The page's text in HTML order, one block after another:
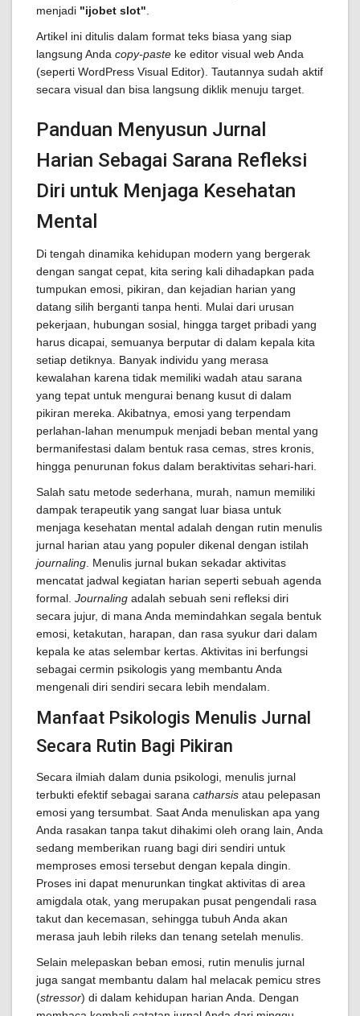
menjadi "ijobet slot"
Artikel ini ditulis dalam format teks biasa yang siap
langsung Anda copy-paste ke editor visual web Anda
(seperti WordPress Visual Editor). Tautannya sudah aktif
secara visual dan bisa langsung diklik menuju target.
Panduan Menyusun Jurnal
Harian Sebagai Sarana Refleksi
Diri untuk Menjaga Kesehatan
Mental
Di tengah dinamika kehidupan modern yang bergerak
dengan sangat cepat, kita sering kali dihadapkan pada
tumpukan emosi, pikiran, dan kejadian harian yang
datang silih berganti tanpa henti. Mulai dari urusan
pekerjaan, hubungan sosial, hingga target pribadi yang
harus dicapai, semuanya berputar di dalam kepala kita
setiap detiknya. Banyak individu yang merasa
kewalahan karena tidak memiliki wadah atau sarana
yang tepat untuk mengurai benang kusut di dalam
pikiran mereka. Akibatnya, emosi yang terpendam
perlahan-lahan menumpuk menjadi beban mental yang
bermanifestasi dalam bentuk rasa cemas, stres kronis,
hingga penurunan fokus dalam beraktivitas sehari-hari.
Salah satu metode sederhana, murah, namun memiliki
dampak terapeutik yang sangat luar biasa untuk
menjaga kesehatan mental adalah dengan rutin menulis
jurnal harian atau yang populer dikenal dengan istilah
journaling . Menulis jurnal bukan sekadar aktivitas
mencatat jadwal kegiatan harian seperti sebuah agenda
formal. Journaling adalah sebuah seni refleksi diri
secara jujur, di mana Anda memindahkan segala bentuk
emosi, ketakutan, harapan, dan rasa syukur dari dalam
kepala ke atas selembar kertas. Aktivitas ini berfungsi
sebagai cermin psikologis yang membantu Anda
mengenali diri sendiri secara lebih mendalam.
Manfaat Psikologis Menulis Jurnal
Secara Rutin Bagi Pikiran
Secara ilmiah dalam dunia psikologi, menulis jurnal
terbukti efektif sebagai sarana catharsis atau pelepasan
emosi yang tersumbat. Saat Anda menuliskan apa yang
Anda rasakan tanpa takut dihakimi oleh orang lain, Anda
sedang memberikan ruang bagi diri sendiri untuk
memproses emosi tersebut dengan kepala dingin.
Proses ini dapat menurunkan tingkat aktivitas di area
amigdala otak, yang merupakan pusat pengendali rasa
takut dan kecemasan, sehingga tubuh Anda akan
merasa jauh lebih rileks dan tenang setelah menulis.
Selain melepaskan beban emosi, rutin menulis jurnal
juga sangat membantu dalam hal melacak pemicu stres
(stressor) di dalam kehidupan harian Anda. Dengan